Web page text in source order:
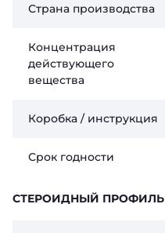
Страна производства
Концентрация
действующего
вещества
Коробка / инструкция
Срок годности
СТЕРОИДНЫЙ ПРОФИЛЬ